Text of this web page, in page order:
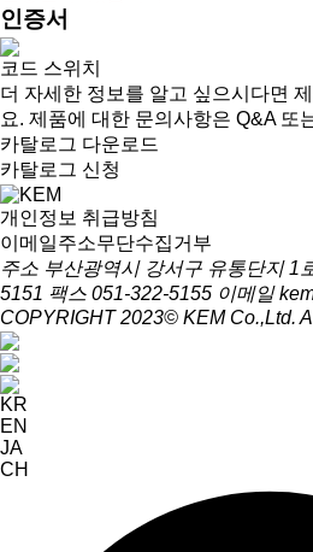
인증서
코드 스위치
더 자세한 정보를 알고 싶으시다면
요. 제품에 대한 문의사항은 Q&A 또
카탈로그 다운로드
카탈로그 신청
개인정보 취급방침
이메일주소무단수집거부
주소 부산광역시 강서구 유통단지 1
5151 팩스 051-322-5155 이메일
COPYRIGHT 2023© KEM Co.,Ltd.
KR
EN
JA
CH